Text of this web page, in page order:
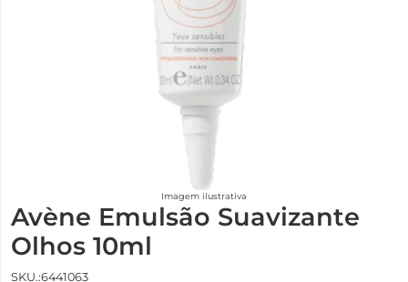
Imagem ilustrativa
Avène Emulsão Suavizante
Olhos 10ml
SKU.:6441063